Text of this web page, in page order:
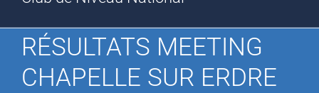
RÉSULTATS MEETING
CHAPELLE SUR ERDRE